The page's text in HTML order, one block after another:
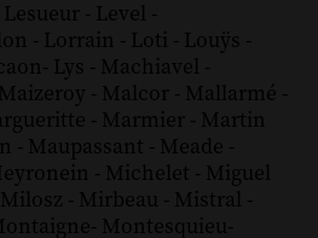
Lesueur - Level -
- Lorrain - Loti - Louÿs -
- Lys - Machiavel -
Maizeroy - Malcor - Mallarmé -
- Marmier - Martin
- Maupassant - Meade -
- Michelet - Miguel
Milosz - Mirbeau - Mistral -
- Montesquieu-